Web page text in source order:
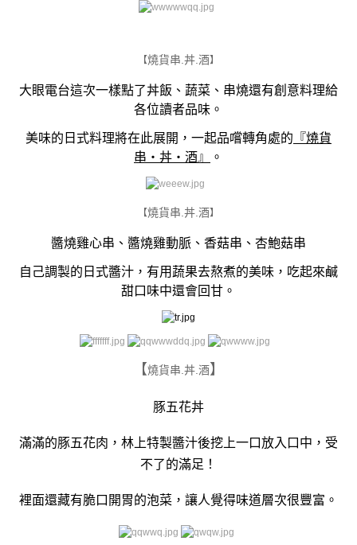
【燒貨串.丼.酒】
大眼電台這次一樣點了丼飯、蔬菜、串燒還有創意料理給
各位讀者品味。
美味的日式料理將在此展開，一起品嚐轉角處的 『燒貨
串・丼・酒』
。
【燒貨串.丼.酒】
醬燒雞心串、醬燒雞動脈、香菇串、杏鮑菇串
自己調製的日式醬汁，有用蔬果去熬煮的美味，吃起來鹹
甜口味中還會回甘。
【燒貨串.丼.酒】
豚五花丼
滿滿的豚五花肉，林上特製醬汁後挖上一口放入口中，受
不了的滿足！
裡面還藏有脆口開胃的泡菜，讓人覺得味道層次很豐富。